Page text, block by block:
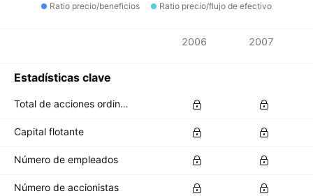
Ratio precio/beneficios
Ratio precio/flujo de efectivo
2006 2007
Estadísticas clave
Total de acciones ordinarias en circulación
Capital flotante
Número de empleados
Número de accionistas